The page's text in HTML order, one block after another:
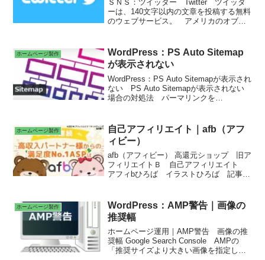
ＳＮＳ：ツイッター Twitter ツイッタ
ーは、140文字以内の文章を投稿する無料
のウェブサービス。 アメリカのオブビ
ライン リプライ リツイート ハッシ
ュタグ 炎上 裏垢（うらあか）
ホームページ製作
WordPress：PS Auto Sitemap
が表示されない
WordPress：PS Auto Sitemapが表示され
ない PS Auto Sitemapが表示されない
場合の対処法 パーマリンクを
ホームページ製作
自己アフィリエイト｜afb（アフ
ィビー）
afb（アフィビー） 高還元ショップ 旧ア
フィリエイトＢ 自己アフィリエイト
アフィbひろば イラストひろば 記事ひ
ホームページ製作
WordPress：AMP警告｜画像の
推奨幅
ホームページ運用｜AMP警告 画像の推
奨幅 Google Search Console AMPの
「推奨サイズより大きい画像を指定して